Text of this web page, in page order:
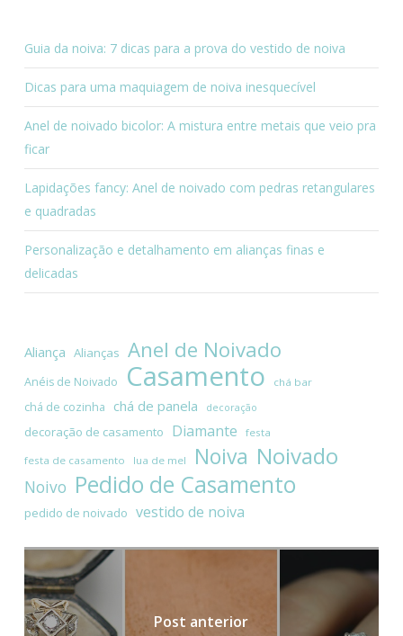
Guia da noiva: 7 dicas para a prova do vestido de noiva
Dicas para uma maquiagem de noiva inesquecível
Anel de noivado bicolor: A mistura entre metais que veio pra
ficar
Lapidações fancy: Anel de noivado com pedras retangulares
e quadradas
Personalização e detalhamento em alianças finas e
delicadas
Aliança Alianças Anel de Noivado
Anéis de Noivado Casamento chá bar
chá de cozinha chá de panela decoração
decoração de casamento Diamante festa
festa de casamento lua de mel Noiva Noivado
Noivo Pedido de Casamento
pedido de noivado vestido de noiva
Post anterior